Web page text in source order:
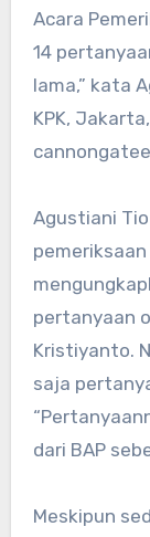
Acara
14
lama,” kata
KPK,
Agustiani
pemeriksaan
pertanyaan
Kristiyanto.
saja
dari BAP
Meskipun